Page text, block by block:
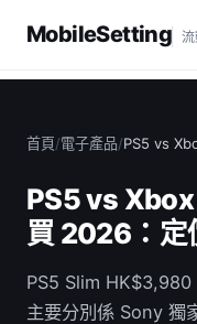
MobileSetting
首頁/電子產品/PS5 vs
PS5 vs
買 2026：定
PS5 Slim
主要分別係 Sony 獨